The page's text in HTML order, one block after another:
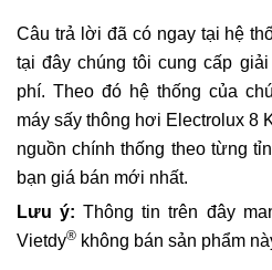
Câu trả lời đã có ngay tại hệ
tại đây chúng tôi cung cấp
phí. Theo đó hệ thống của
máy sấy thông hơi Electrolux 8
nguồn chính thống theo từng
bạn giá bán mới nhất.
Lưu ý: Thông tin trên đây
Vietdy® không bán sản phẩm